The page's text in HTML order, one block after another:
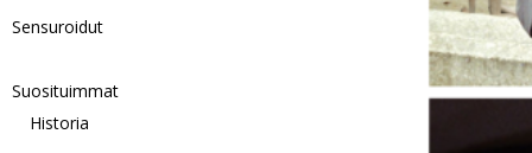
Sensuroidut
Suosituimmat
Historia